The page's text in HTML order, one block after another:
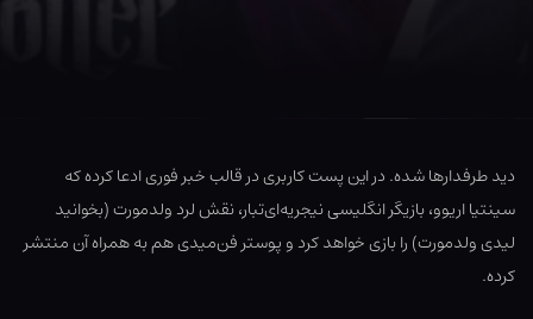
دید طرفدارها شده. در این پست کاربری در قالب خبر فوری ادعا کرده که
سینتیا اریوو، بازیگر انگلیسی نیجریه‌ای‌تبار، نقش لرد ولدمورت (بخوانید
لیدی ولدمورت) را بازی خواهد کرد و پوستر فن‌میدی هم به همراه آن منتشر
کرده.